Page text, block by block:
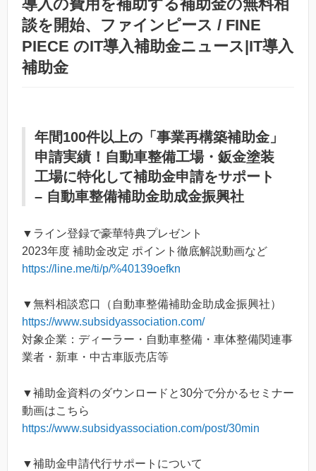
導入の費用を補助する補助金の無料相
談を開始、ファインピース / FINE
PIECE のIT導入補助金ニュース|IT導入
補助金
年間100件以上の「事業再構築補助金」
申請実績！自動車整備工場・鈑金塗装
工場に特化して補助金申請をサポート
– 自動車整備補助金助成金振興社
▼ライン登録で豪華特典プレゼント
2023年度 補助金改定 ポイント徹底解説動画など
https://line.me/ti/p/%40139oefkn
▼無料相談窓口（自動車整備補助金助成金振興社）
https://www.subsidyassociation.com/
対象企業：ディーラー・自動車整備・車体整備関連事
業者・新車・中古車販売店等
▼補助金資料のダウンロードと30分で分かるセミナー
動画はこちら
https://www.subsidyassociation.com/post/30min
▼補助金申請代行サポートについて